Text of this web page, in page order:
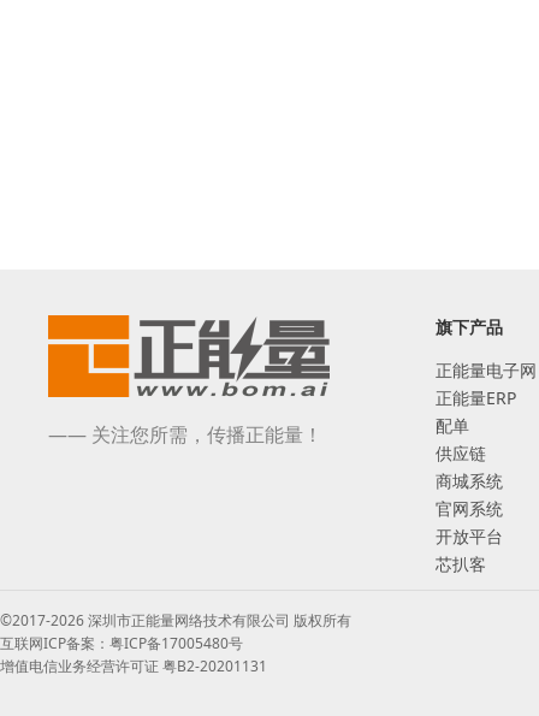
—— 关注您所需，传播正能量！
旗下产品
正能量电子网
正能量ERP
配单
供应链
商城系统
官网系统
开放平台
芯扒客
©2017-2026 深圳市正能量网络技术有限公司 版权所有
互联网ICP备案：粤ICP备17005480号
增值电信业务经营许可证 粤B2-20201131